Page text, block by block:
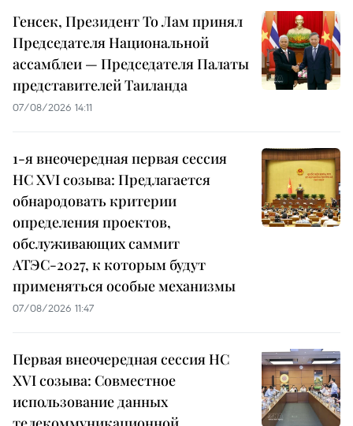
Генсек, Президент То Лам принял
Председателя Национальной
ассамблеи — Председателя Палаты
представителей Таиланда
07/08/2026 14:11
1-я внеочередная первая сессия
НС XVI созыва: Предлагается
обнародовать критерии
определения проектов,
обслуживающих саммит
АТЭС-2027, к которым будут
применяться особые механизмы
07/08/2026 11:47
Первая внеочередная сессия НС
XVI созыва: Совместное
использование данных